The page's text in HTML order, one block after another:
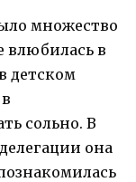
множество
влюбилась в
детском
сольно. В
она